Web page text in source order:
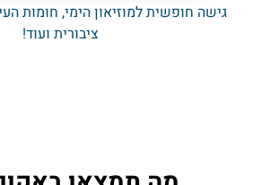
גישה חופשית למוזיאון הימי, חומות
ציבורית ועוד!